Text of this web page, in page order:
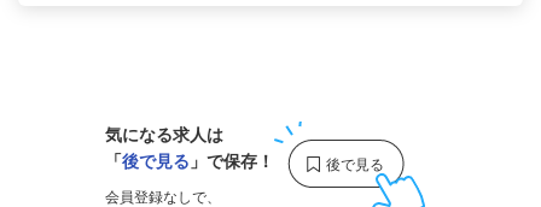
気になる求人は
「後で見る 」で保存！
会員登録なしで、